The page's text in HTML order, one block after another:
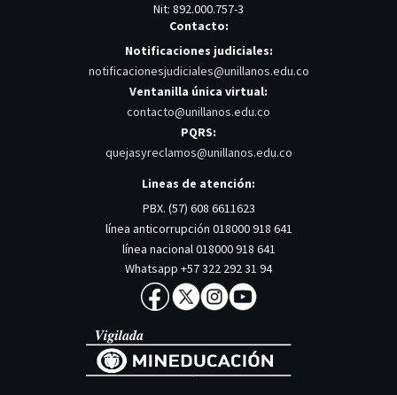
Nit: 892.000.757-3
Contacto:
Notificaciones judiciales:
notificacionesjudiciales@unillanos.edu.co
Ventanilla única virtual:
contacto@unillanos.edu.co
PQRS:
quejasyreclamos@unillanos.edu.co
Lineas de atención:
PBX. (57) 608 6611623
línea anticorrupción 018000 918 641
línea nacional 018000 918 641
Whatsapp +57 322 292 31 94